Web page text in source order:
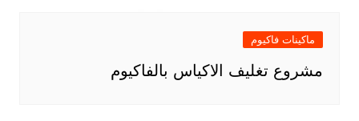
ماكينات فاكيوم
مشروع تغليف الاكياس بالفاكيوم